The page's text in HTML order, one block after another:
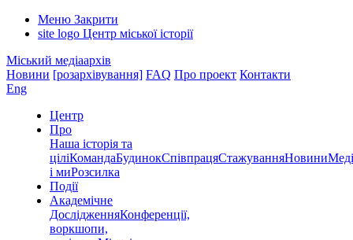
Меню Закрити
site logo Центр міської історії
Міський медіаархів
Новини [розархівування] FAQ Про проект Контакти
Eng
Центр
Про
Наша історія та
ціліКомандаБудинокСпівпрацяСтажуванняНовини
і миРозсилка
Події
Академічне
ДослідженняКонференції,
воркшопи,